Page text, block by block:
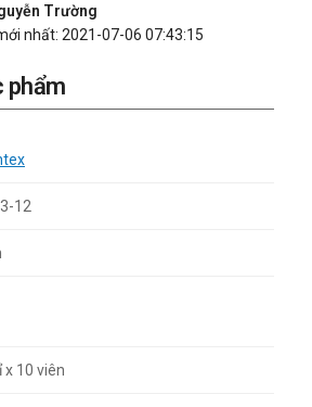
Trường
nhất: 2021-07-06 07:43:15
phẩm
12
x 10 viên